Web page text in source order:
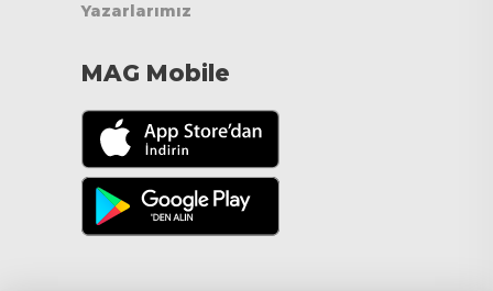
Yazarlarımız
MAG Mobile